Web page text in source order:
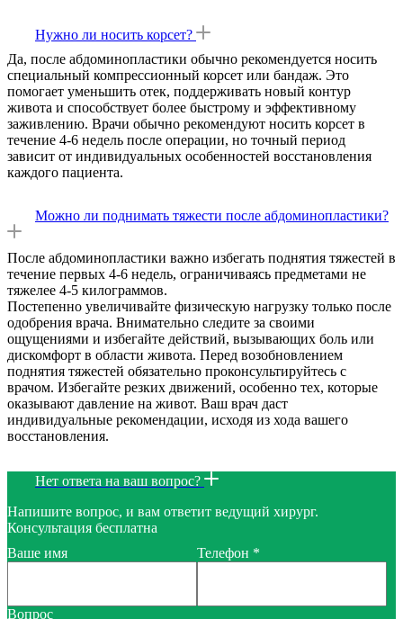
Нужно ли носить корсет?
Да, после абдоминопластики обычно рекомендуется носить
специальный компрессионный корсет или бандаж. Это
помогает уменьшить отек, поддерживать новый контур
живота и способствует более быстрому и эффективному
заживлению. Врачи обычно рекомендуют носить корсет в
течение 4-6 недель после операции, но точный период
зависит от индивидуальных особенностей восстановления
каждого пациента.
Можно ли поднимать тяжести после абдоминопластики?
После абдоминопластики важно избегать поднятия тяжестей в
течение первых 4-6 недель, ограничиваясь предметами не
тяжелее 4-5 килограммов.
Постепенно увеличивайте физическую нагрузку только после
одобрения врача. Внимательно следите за своими
ощущениями и избегайте действий, вызывающих боль или
дискомфорт в области живота. Перед возобновлением
поднятия тяжестей обязательно проконсультируйтесь с
врачом. Избегайте резких движений, особенно тех, которые
оказывают давление на живот. Ваш врач даст
индивидуальные рекомендации, исходя из хода вашего
восстановления.
Нет ответа на ваш вопрос?
Напишите вопрос, и вам ответит ведущий хирург.
Консультация бесплатна
Ваше имя
Телефон *
Вопрос